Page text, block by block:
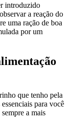
introduzido
a reação do
uma ração de boa
por um
que tenho pela
para você
a mais